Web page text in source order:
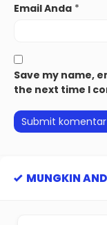
Email Anda *
Save my name,
the next time I
MUNGKIN